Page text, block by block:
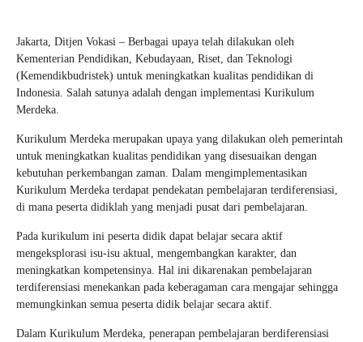
Jakarta, Ditjen Vokasi – Berbagai upaya telah dilakukan oleh
Kementerian Pendidikan, Kebudayaan, Riset, dan Teknologi
(Kemendikbudristek) untuk meningkatkan kualitas pendidikan di
Indonesia. Salah satunya adalah dengan implementasi Kurikulum
Merdeka.
Kurikulum Merdeka merupakan upaya yang dilakukan oleh pemerintah
untuk meningkatkan kualitas pendidikan yang disesuaikan dengan
kebutuhan perkembangan zaman. Dalam mengimplementasikan
Kurikulum Merdeka terdapat pendekatan pembelajaran terdiferensiasi,
di mana peserta didiklah yang menjadi pusat dari pembelajaran.
Pada kurikulum ini peserta didik dapat belajar secara aktif
mengeksplorasi isu-isu aktual, mengembangkan karakter, dan
meningkatkan kompetensinya. Hal ini dikarenakan pembelajaran
terdiferensiasi menekankan pada keberagaman cara mengajar sehingga
memungkinkan semua peserta didik belajar secara aktif.
Dalam Kurikulum Merdeka, penerapan pembelajaran berdiferensiasi